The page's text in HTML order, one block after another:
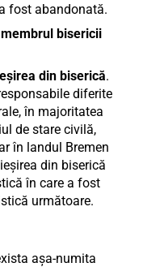
fost abandonată.
membrul bisericii
din biserică.
diferite
în majoritatea
de stare civilă,
în landul Bremen
din biserică
în care a fost
următoare.
așa-numita